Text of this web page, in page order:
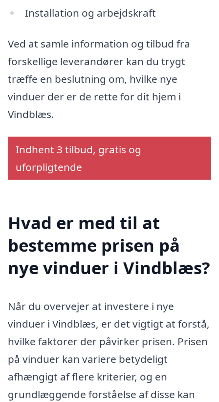
Installation og arbejdskraft
Ved at samle information og tilbud fra
forskellige leverandører kan du trygt
træffe en beslutning om, hvilke nye
vinduer der er de rette for dit hjem i
Vindblæs.
Indhent 3 tilbud, gratis og
uforpligtende
Hvad er med til at
bestemme prisen på
nye vinduer i Vindblæs?
Når du overvejer at investere i nye
vinduer i Vindblæs, er det vigtigt at forstå,
hvilke faktorer der påvirker prisen. Prisen
på vinduer kan variere betydeligt
afhængigt af flere kriterier, og en
grundlæggende forståelse af disse kan